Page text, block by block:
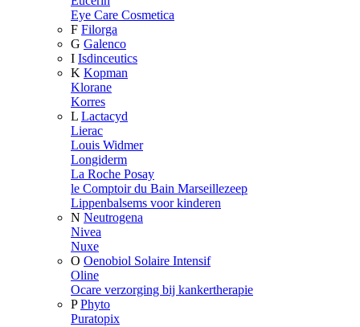
Eye Care Cosmetica
F Filorga
G Galenco
I Isdinceutics
K Kopman
Klorane
Korres
L Lactacyd
Lierac
Louis Widmer
Longiderm
La Roche Posay
le Comptoir du Bain Marseillezeep
Lippenbalsems voor kinderen
N Neutrogena
Nivea
Nuxe
O Oenobiol Solaire Intensif
Oline
Ocare verzorging bij kankertherapie
P Phyto
Puratopix